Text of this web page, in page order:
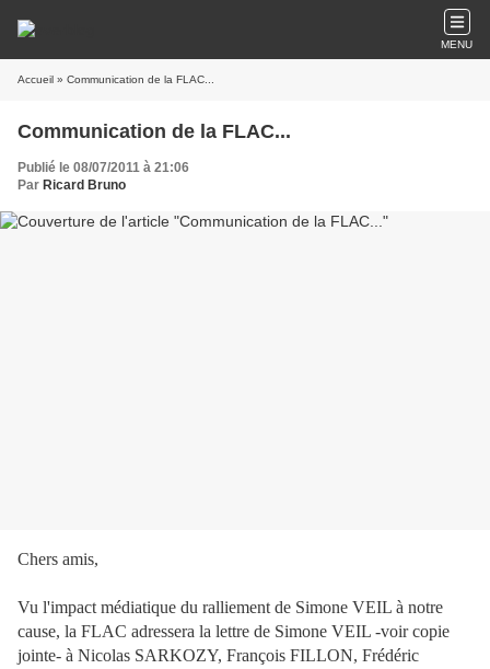
MENU
Accueil » Communication de la FLAC...
Communication de la FLAC...
Publié le 08/07/2011 à 21:06
Par Ricard Bruno
Chers amis,
Vu l'impact médiatique du ralliement de Simone VEIL à notre
cause, la FLAC adressera la lettre de Simone VEIL -voir copie
jointe- à Nicolas SARKOZY, François FILLON, Frédéric